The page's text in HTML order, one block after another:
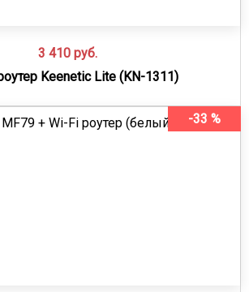
3 410 руб.
Keenetic Lite (KN-1311)
-33 %